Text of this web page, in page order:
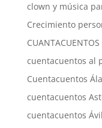
clown y música
Crecimiento
CUANTACUENTOS
cuentacuentos al
Cuentacuentos
cuentacuentos
cuentacuentos